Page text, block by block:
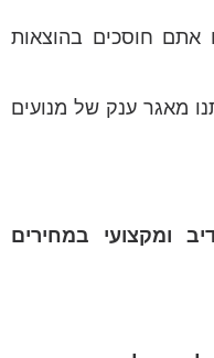
אתם חוסכים בהוצאות
מאגר ענק של מנועים
ומקצועי במחירים